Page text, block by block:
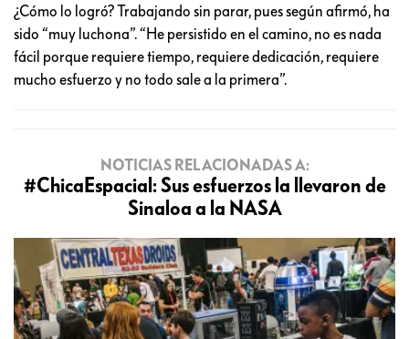
¿Cómo lo logró? Trabajando sin parar, pues según afirmó, ha
sido “muy luchona”. “He persistido en el camino, no es nada
fácil porque requiere tiempo, requiere dedicación, requiere
mucho esfuerzo y no todo sale a la primera”.
NOTICIAS RELACIONADAS A:
#ChicaEspacial: Sus esfuerzos la llevaron de
Sinaloa a la NASA